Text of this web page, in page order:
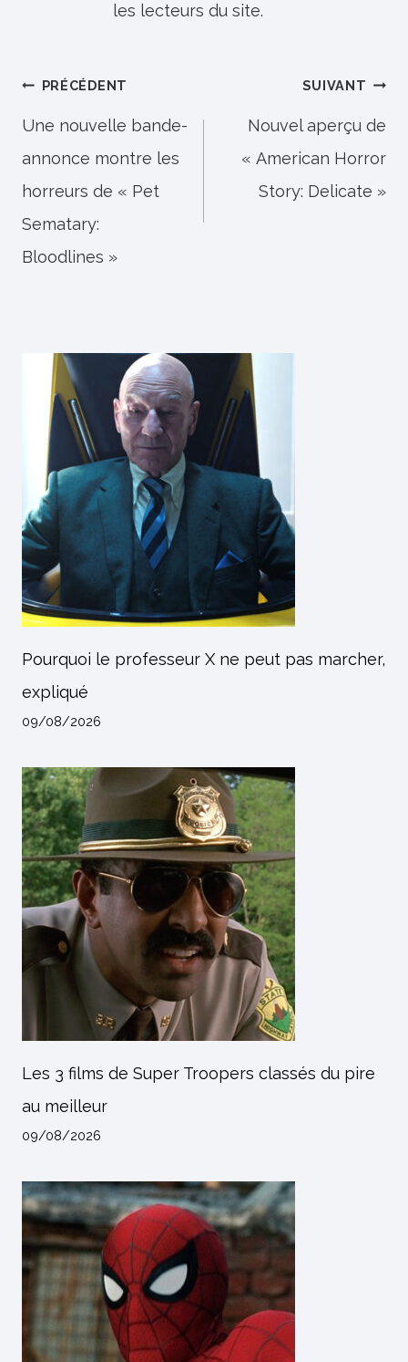
les lecteurs du site.
Navigation
de
l’article
PRÉCÉDENT
Une nouvelle bande-
annonce montre les
horreurs de « Pet
Sematary:
Bloodlines »
SUIVANT
Nouvel aperçu de
« American Horror
Story: Delicate »
Pourquoi le professeur X ne peut pas marcher,
expliqué
09/08/2026
Les 3 films de Super Troopers classés du pire
au meilleur
09/08/2026